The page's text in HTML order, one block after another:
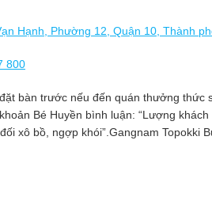
Hạnh, Phường 12, Quận 10, Thành
800
bàn trước nếu đến quán thưởng thức
Bé Huyền bình luận: “Lượng
xô bồ, ngợp khói”.Gangnam Topokki